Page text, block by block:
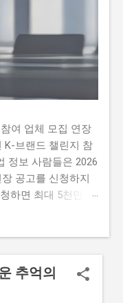
여 업체 모집 연장
K-브랜드 챌린지 참
정보 사람들은 2026
공고를 신청하지
하면 최대 5천만 원
지원금액이 많지 않
는 생각이 있습니다.
추억의